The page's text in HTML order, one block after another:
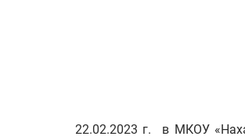
22.02.2023 г. в МКОУ